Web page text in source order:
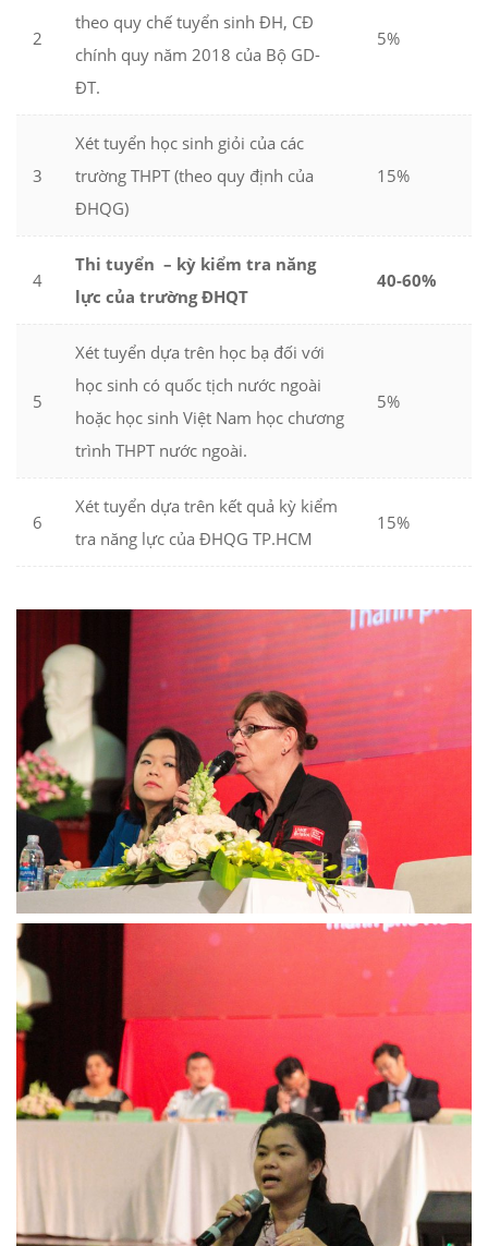
2
theo quy chế tuyển sinh ĐH, CĐ
chính quy năm 2018 của Bộ GD-
ĐT.
5%
3
Xét tuyển học sinh giỏi của các
trường THPT (theo quy định của
ĐHQG)
15%
4
Thi tuyển – kỳ kiểm tra năng
lực của trường ĐHQT
40-60%
5
Xét tuyển dựa trên học bạ đối với
học sinh có quốc tịch nước ngoài
hoặc học sinh Việt Nam học chương
trình THPT nước ngoài.
5%
6
Xét tuyển dựa trên kết quả kỳ kiểm
tra năng lực của ĐHQG TP.HCM
15%